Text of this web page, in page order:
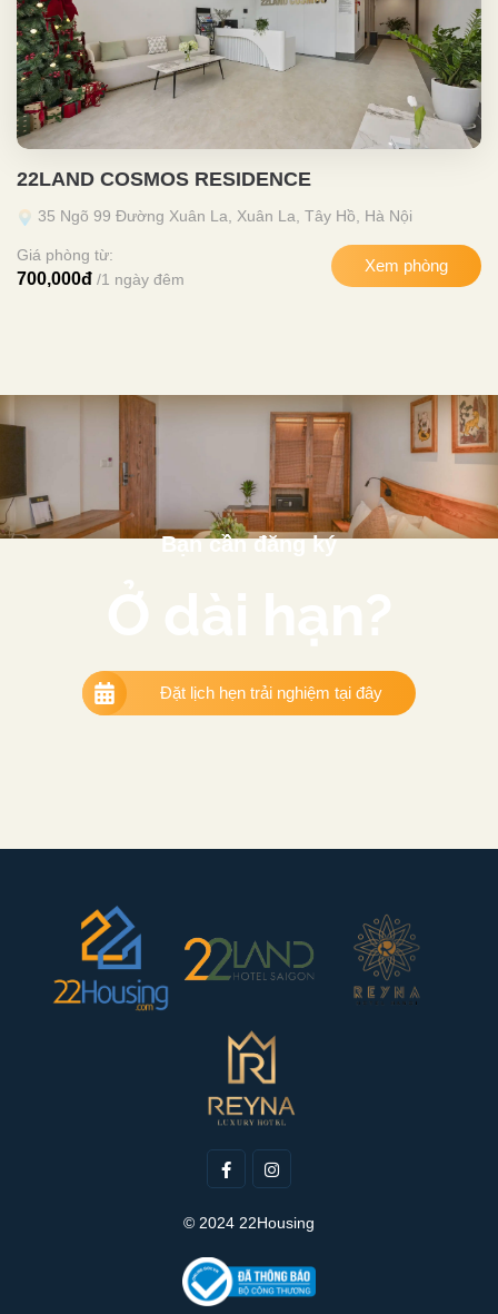
22LAND COSMOS RESIDENCE
35 Ngõ 99 Đường Xuân La, Xuân La, Tây Hồ, Hà Nội
Giá phòng từ:
700,000đ /1 ngày đêm
Xem phòng
Bạn cần đăng ký
Đặt lịch hẹn trải nghiệm tại đây
© 2024 22Housing